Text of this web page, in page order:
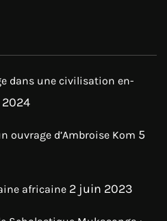
dans une civilisation en-
ouvrage d’Ambroise Kom 5
africaine 2 juin 2023